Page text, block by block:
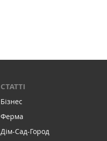
СТАТТІ
Бізнес
Ферма
Дім-Сад-Город